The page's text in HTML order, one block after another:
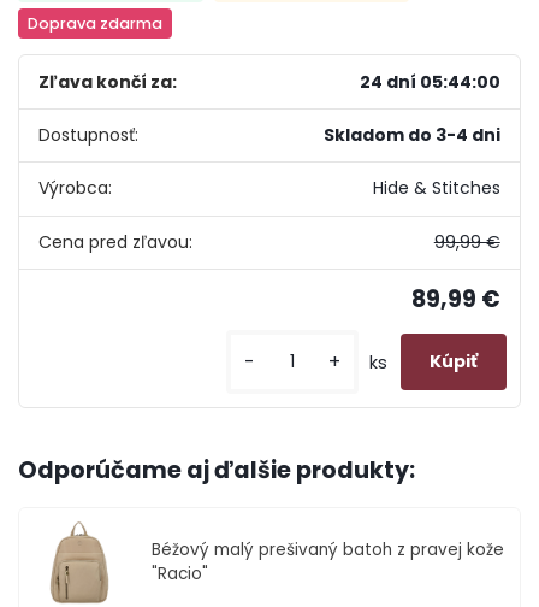
Doprava zdarma
Zľava končí za: 24 dní 05:44:00
Dostupnosť: Skladom do 3-4 dni
Výrobca: Hide & Stitches
Cena pred zľavou: 99,99 €
89,99 €
- + ks
Odporúčame aj ďalšie produkty:
Béžový malý prešivaný batoh z pravej kože
"Racio"